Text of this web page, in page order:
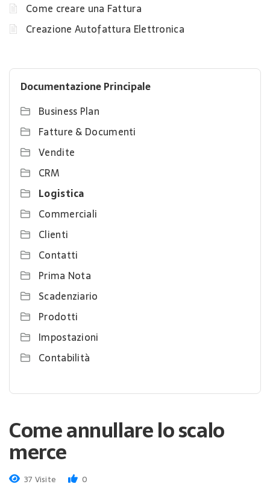
Come creare una Fattura
Creazione Autofattura Elettronica
Documentazione Principale
Business Plan
Fatture & Documenti
Vendite
CRM
Logistica
Commerciali
Clienti
Contatti
Prima Nota
Scadenziario
Prodotti
Impostazioni
Contabilità
Come annullare lo scalo
merce
37 Visite 0